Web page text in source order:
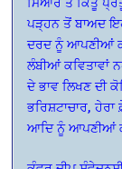
ਪੜ੍ਹਨ ਤੋਂ ਬਾਅਦ
ਦਰਦ ਨੂੰ ਆਪਣੀਆਂ
ਲੰਬੀਆਂ ਕਵਿਤਾਵਾਂ
ਦੇ ਭਾਵ ਲਿਖਣ ਦੀ
ਭਰਿਸ਼ਟਾਚਾਰ,
ਆਦਿ ਨੂੰ ਆਪਣੀਆਂ